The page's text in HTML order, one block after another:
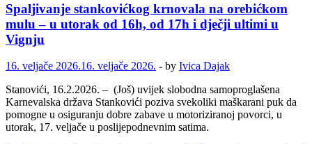
Spaljivanje stankovićkog krnovala na orebićkom
mulu – u utorak od 16h, od 17h i dječji ultimi u
Vignju
16. veljače 2026.16. veljače 2026. - by Ivica Dajak
Stanovići, 16.2.2026. – (Još) uvijek slobodna samoproglašena
Karnevalska država Stankovići poziva svekoliki maškarani puk da
pomogne u osiguranju dobre zabave u motoriziranoj povorci, u
utorak, 17. veljače u poslijepodnevnim satima.